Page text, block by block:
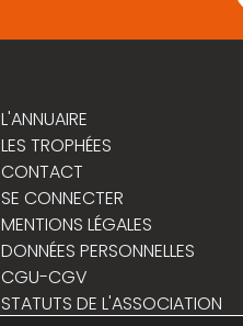
L'ANNUAIRE
LES TROPHÉES
CONTACT
SE CONNECTER
MENTIONS LÉGALES
DONNÉES PERSONNELLES
CGU-CGV
STATUTS DE L'ASSOCIATION